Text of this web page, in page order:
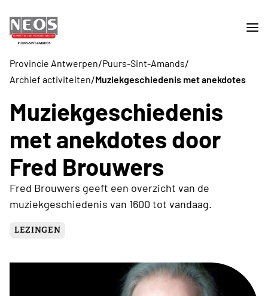
Provincie Antwerpen/Puurs-Sint-Amands/
Archief activiteiten/Muziekgeschiedenis met anekdotes
Muziekgeschiedenis
met anekdotes door
Fred Brouwers
Fred Brouwers geeft een overzicht van de
muziekgeschiedenis van 1600 tot vandaag.
LEZINGEN